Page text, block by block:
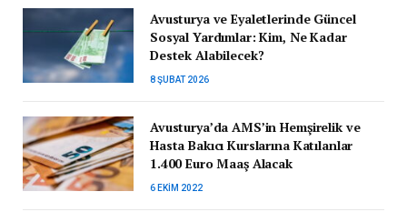
Avusturya ve Eyaletlerinde Güncel
Sosyal Yardımlar: Kim, Ne Kadar
Destek Alabilecek?
8 ŞUBAT 2026
Avusturya’da AMS’in Hemşirelik ve
Hasta Bakıcı Kurslarına Katılanlar
1.400 Euro Maaş Alacak
6 EKIM 2022